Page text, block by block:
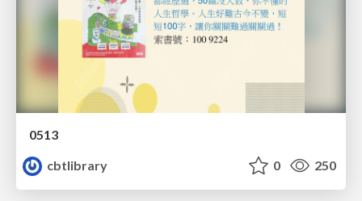
0513
cbtlibrary
0 250